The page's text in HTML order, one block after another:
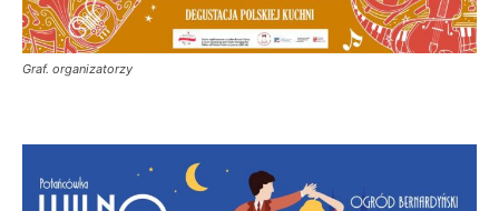
Graf. organizatorzy